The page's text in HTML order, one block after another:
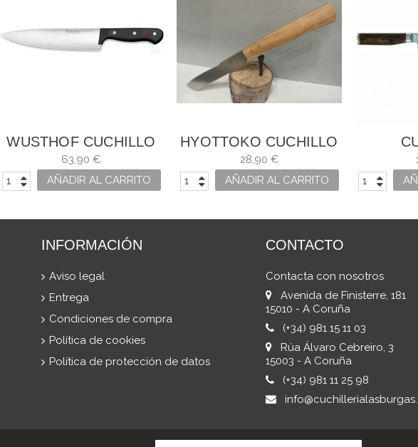
WUSTHOF CUCHILLO
CHEF GOURMET 20 CM
| 8 PULGADAS
63,90 €
AÑADIR AL CARRITO
HYOTTOKO CUCHILLO
DE CARNE
28,90 €
AÑADIR AL CARRITO
INFORMACIÓN
Aviso legal
Entrega
Condiciones de compra
Política de cookies
Política de protección de datos
CONTACTO
Contacta con nosotros
Avenida de Finisterre, 181
15010 - A Coruña
(+34) 981 15 11 03
Rúa Álvaro Cebreiro, 3
15003 - A Coruña
(+34) 981 11 25 98